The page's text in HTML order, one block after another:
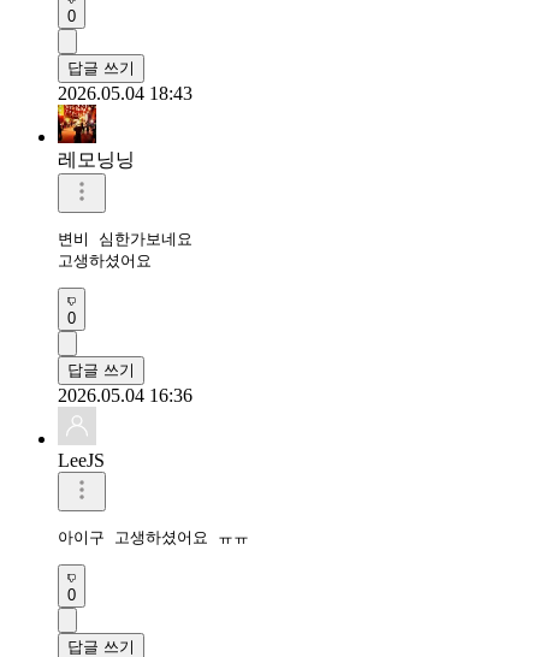
0
답글 쓰기
2026.05.04 18:43
레모닝닝
변비 심한가보네요
고생하셨어요
0
답글 쓰기
2026.05.04 16:36
LeeJS
아이구 고생하셨어요 ㅠㅠ
0
답글 쓰기